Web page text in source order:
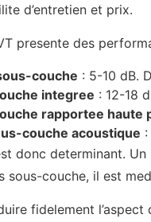
d’entretien et prix.
presente des
couche : 5-10 dB.
integree : 12-18
rapportee haute
couche acoustique
donc determinant.
sous-couche, il est
fidelement